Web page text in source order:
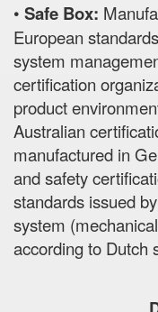
• Safe Box:
European
system
certification
product
Australian
manufactured in
and safety
standards issued
system
according to Dutch